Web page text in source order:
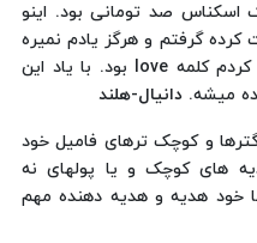
صد تومانی بود. اینو
گرفتم و هرگز یادم نمیره
اولین لغتی که معنیش رو جستجو کردم کلمه love بود. با یاد این
میشه. دانیال-هلند
و کوچک ترهای فامیل خود
های کوچک و یا پولهای نه
خود هدیه و هدیه دهنده مهم